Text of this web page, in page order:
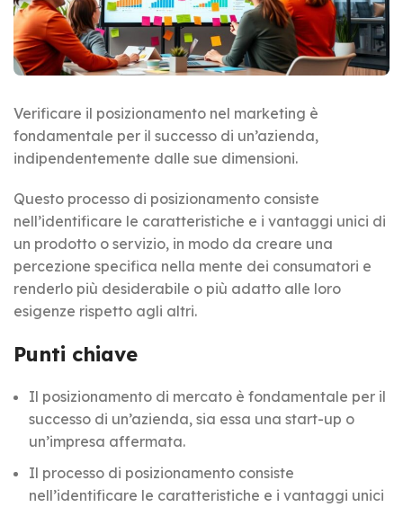
Verificare il posizionamento nel marketing è
fondamentale per il successo di un’azienda,
indipendentemente dalle sue dimensioni.
Questo processo di posizionamento consiste
nell’identificare le caratteristiche e i vantaggi unici di
un prodotto o servizio, in modo da creare una
percezione specifica nella mente dei consumatori e
renderlo più desiderabile o più adatto alle loro
esigenze rispetto agli altri.
Punti chiave
Il posizionamento di mercato è fondamentale per il
successo di un’azienda, sia essa una start-up o
un’impresa affermata.
Il processo di posizionamento consiste
nell’identificare le caratteristiche e i vantaggi unici